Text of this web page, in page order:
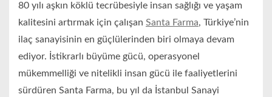
80 yılı aşkın köklü tecrübesiyle insan sağlığı ve yaşam
kalitesini artırmak için çalışan Santa Farma, Türkiye’nin
ilaç sanayisinin en güçlülerinden biri olmaya devam
ediyor. İstikrarlı büyüme gücü, operasyonel
mükemmelliği ve nitelikli insan gücü ile faaliyetlerini
sürdüren Santa Farma, bu yıl da İstanbul Sanayi